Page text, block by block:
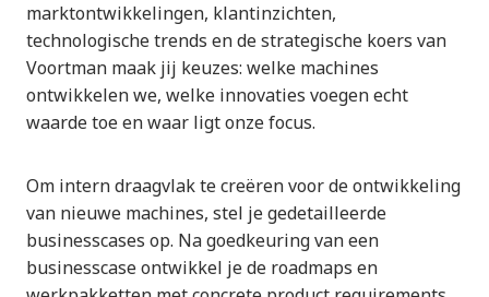
marktontwikkelingen, klantinzichten,
technologische trends en de strategische koers van
Voortman maak jij keuzes: welke machines
ontwikkelen we, welke innovaties voegen echt
waarde toe en waar ligt onze focus.
Om intern draagvlak te creëren voor de ontwikkeling
van nieuwe machines, stel je gedetailleerde
businesscases op. Na goedkeuring van een
businesscase ontwikkel je de roadmaps en